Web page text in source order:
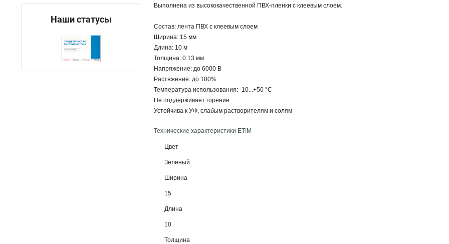
Наши статусы
Выполнена из высококачественной ПВХ-пленки с клеевым слоем.
Состав: лента ПВХ с клеевым слоем
Ширина: 15 мм
Длина: 10 м
Толщина: 0.13 мм
Напряжение: до 6000 В
Растяжение: до 180%
Температура использования: -10...+50 °С
Не поддерживает горение
Устойчива к УФ, слабым растворителям и солям
Технические характеристики ETIM
Цвет
Зеленый
Ширина
15
Длина
10
Толщина